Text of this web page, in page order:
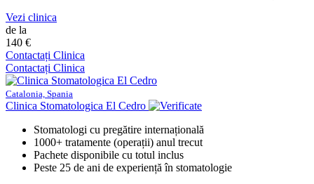
Vezi clinica
de la
140 €
Contactați Clinica
Contactați Clinica
Catalonia, Spania
Clinica Stomatologica El Cedro
Stomatologi cu pregătire internațională
1000+ tratamente (operații) anul trecut
Pachete disponibile cu totul inclus
Peste 25 de ani de experiență în stomatologie